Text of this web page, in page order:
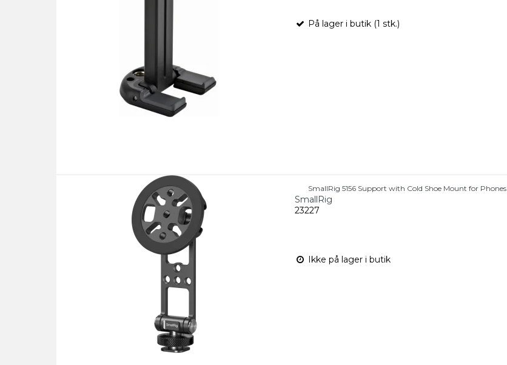
På lager i butik (1 stk.)
SmallRig 5156 Support with Cold Shoe Mount for Phones
SmallRig
23227
Ikke på lager i butik